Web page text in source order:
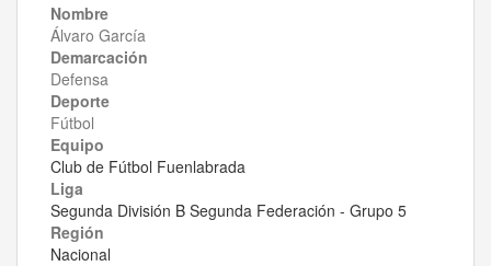
Nombre
Álvaro García
Demarcación
Defensa
Deporte
Fútbol
Equipo
Club de Fútbol Fuenlabrada
Liga
Segunda División B Segunda Federación - Grupo 5
Región
Nacional